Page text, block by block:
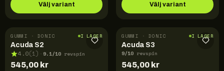
Välj variant Välj variant
GUMMI · DONIC I LAGER
Acuda S2
4.0(1) · 9.1/10 revspin
545,00 kr
GUMMI · DONIC I LAGER
Acuda S3
9/10 revspin
545,00 kr